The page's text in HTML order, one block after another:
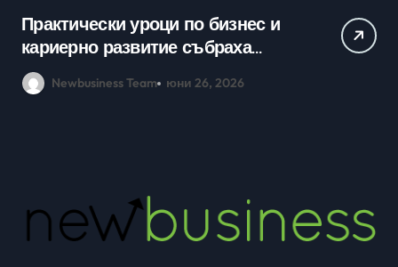
Практически уроци по бизнес и
кариерно развитие събраха
млади хора на SOFIA UP
Newbusiness Team юни 26, 2026